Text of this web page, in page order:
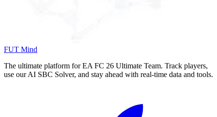
FUT Mind
The ultimate platform for EA FC 26 Ultimate Team. Track players,
use our AI SBC Solver, and stay ahead with real-time data and tools.